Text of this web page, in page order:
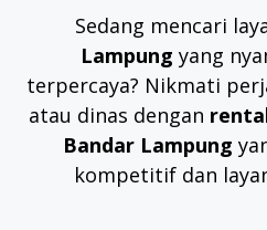
Sedang mencari
Lampung yang
terpercaya? Nikmati
atau dinas dengan
Bandar Lampung
kompetitif dan